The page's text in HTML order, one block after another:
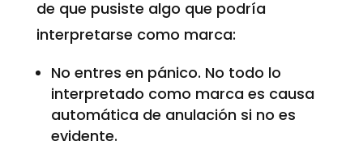
de que pusiste algo que podría
interpretarse como marca:
No entres en pánico. No todo lo
interpretado como marca es causa
automática de anulación si no es
evidente.